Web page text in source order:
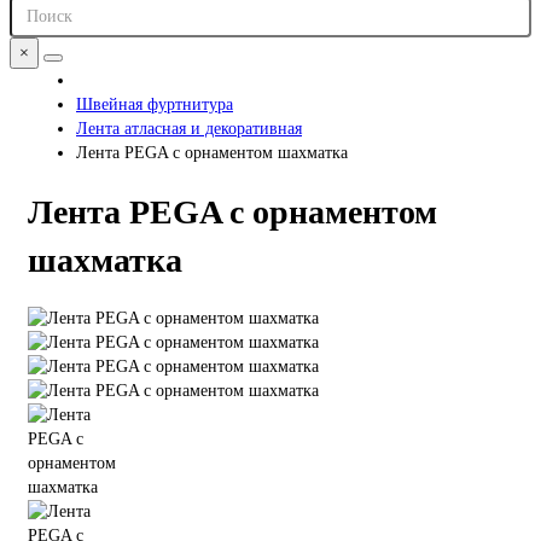
×
Швейная фуртнитура
Лента aтласная и декоративная
Лента PEGA с орнаментом шахматка
Лента PEGA с орнаментом
шахматка